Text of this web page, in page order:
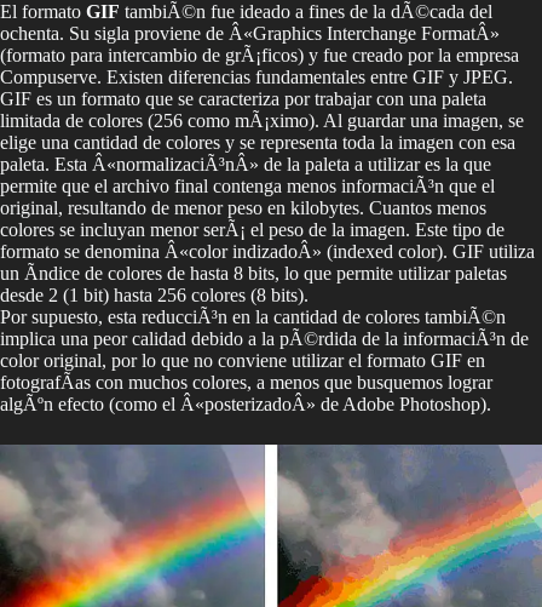
El formato GIF tambiÃ©n fue ideado a fines de la dÃ©cada del
ochenta. Su sigla proviene de Â«Graphics Interchange FormatÂ»
(formato para intercambio de grÃ¡ficos) y fue creado por la empresa
Compuserve. Existen diferencias fundamentales entre GIF y JPEG.
GIF es un formato que se caracteriza por trabajar con una paleta
limitada de colores (256 como mÃ¡ximo). Al guardar una imagen, se
elige una cantidad de colores y se representa toda la imagen con esa
paleta. Esta Â«normalizaciÃ³nÂ» de la paleta a utilizar es la que
permite que el archivo final contenga menos informaciÃ³n que el
original, resultando de menor peso en kilobytes. Cuantos menos
colores se incluyan menor serÃ¡ el peso de la imagen. Este tipo de
formato se denomina Â«color indizadoÂ» (indexed color). GIF utiliza
un Ã­ndice de colores de hasta 8 bits, lo que permite utilizar paletas
desde 2 (1 bit) hasta 256 colores (8 bits).
Por supuesto, esta reducciÃ³n en la cantidad de colores tambiÃ©n
implica una peor calidad debido a la pÃ©rdida de la informaciÃ³n de
color original, por lo que no conviene utilizar el formato GIF en
fotografÃ­as con muchos colores, a menos que busquemos lograr
algÃºn efecto (como el Â«posterizadoÂ» de Adobe Photoshop).